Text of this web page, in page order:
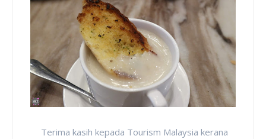
Terima kasih kepada Tourism Malaysia kerana